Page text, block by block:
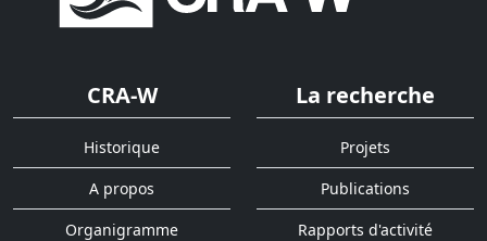
CRA-W
Historique
A propos
Organigramme
La recherche
Projets
Publications
Rapports d'activité